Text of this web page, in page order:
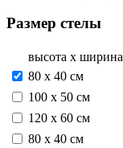
Размер стелы
высота х ширина
80 х 40 см
100 х 50 см
120 х 60 см
80 х 40 см